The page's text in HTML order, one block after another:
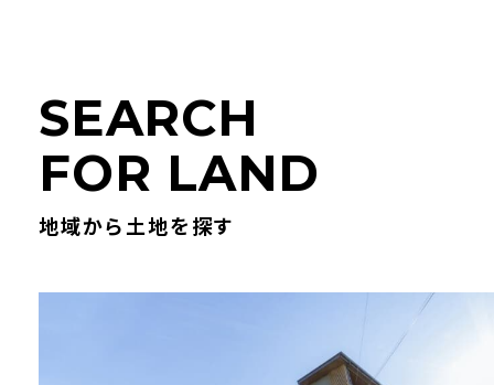
SEARCH
FOR LAND
地域から土地を探す